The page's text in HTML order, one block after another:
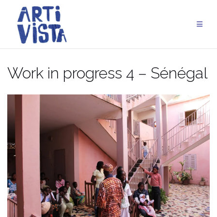
contenu
Work in progress 4 – Sénégal